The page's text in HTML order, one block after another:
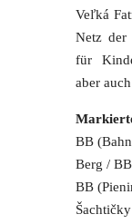
Veľká
Netz der
für
aber
BB
Berg /
BB